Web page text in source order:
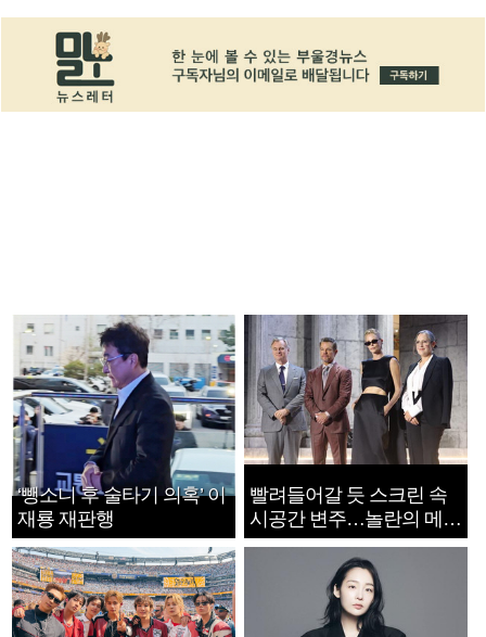
‘뺑소니 후 술타기 의혹’ 이
재룡 재판행
빨려들어갈 듯 스크린 속
시공간 변주…놀란의 메시
지는 ‘전쟁 속죄’